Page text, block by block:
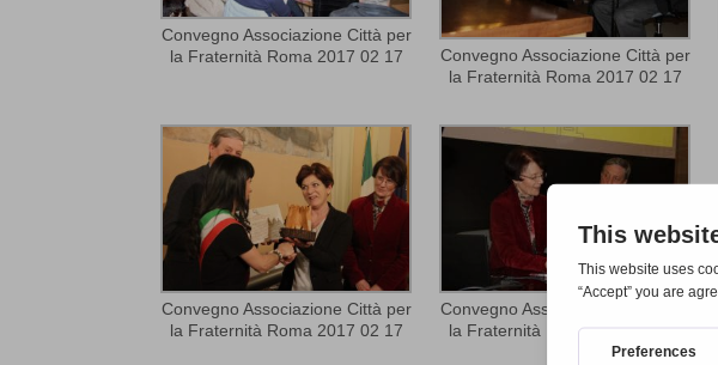
Convegno Associazione Città per
la Fraternità Roma 2017 02 17
Convegno Associazione Città per
la Fraternità Roma 2017 02 17
Convegno Associazione Città per
la Fraternità Roma 2017 02 17
Convegno Associazione Città per
la Fraternità Roma 2017 02 17